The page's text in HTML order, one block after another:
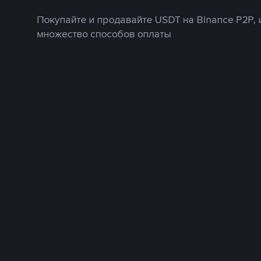
Покупайте и продавайте USDT на Binance P2P,
множество способов оплаты